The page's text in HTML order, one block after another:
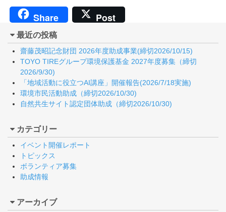
Share Post
最近の投稿
齋藤茂昭記念財団 2026年度助成事業(締切2026/10/15)
TOYO TIREグループ環境保護基金 2027年度募集（締切
2026/9/30)
「地域活動に役立つAI講座」開催報告(2026/7/18実施)
環境市民活動助成（締切2026/10/30)
自然共生サイト認定団体助成（締切2026/10/30)
カテゴリー
イベント開催レポート
トピックス
ボランティア募集
助成情報
アーカイブ